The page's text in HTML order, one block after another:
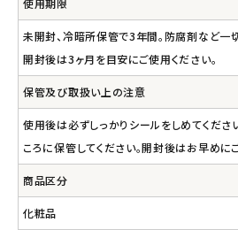
未開封、冷暗所保管で3年間。防腐剤など一
開封後は3ヶ月を目安にご使用ください。
保管及び取扱い上の注意
使用後は必ずしっかりシールをしめてくださ
ころに保管してください。開封後はお早めに
商品区分
化粧品